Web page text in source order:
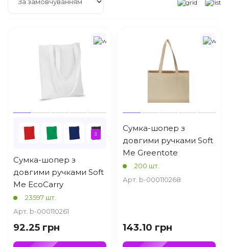
Сумка-шопер з
довгими ручками Soft
Me EcoCarry
23597 шт.
Арт. b-000110261
92.25 грн
Сумка-шопер з
довгими ручками Soft
Me Greentote
200 шт.
Арт. b-000110268
143.10 грн